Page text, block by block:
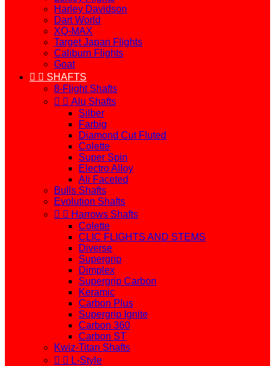
Harley Davidson
Dart World
XQ-MAX
Target Japan Flights
Caliburn Flights
Goat
  SHAFTS
8-Flight Shafts
  Alu Shafts
Silber
Farbig
Diamond Cut Fluted
Colette
Super Spin
Electro Alloy
Ali Faceted
Bulls Shafts
Evolution Shafts
  Harrows Shafts
Colette
CLIC FLIGHTS AND STEMS
Diverse
Supergrip
Dimplex
Supergrip Carbon
Keramic
Carbon Plus
Supergrip Ignite
Carbon 360
Carbon ST
Kwiz-Titan Shafts
  L-Style